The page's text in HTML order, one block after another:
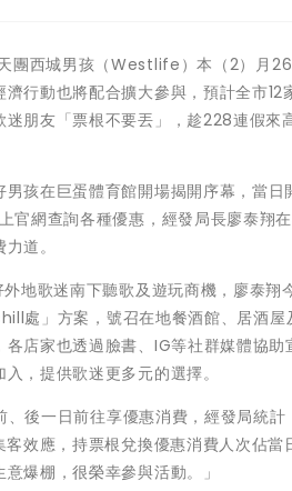
西城男孩（Westlife）本（2）月
行動也將配合擴大參與，預計全市12
朋友「票根不要丟」，趁228連假來
孩在巨蛋體育館開場揭開序幕，當
官網查詢各種優惠，經發局長廖泰翔
道。
地歌迷南下聽歌及遊玩商機，廖泰翔
處」方案，號召在地餐酒館、居酒
店家也透過臉書、IG等社群媒體協
，提供歌迷更多元的選擇。
後一日前往享優惠消費，經發局統
效應，持票根兌換優惠消費人次佔
爆棚，很榮幸參與活動。」